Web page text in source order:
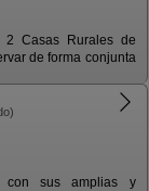
Casas Rurales de
de forma conjunta
con sus amplias y